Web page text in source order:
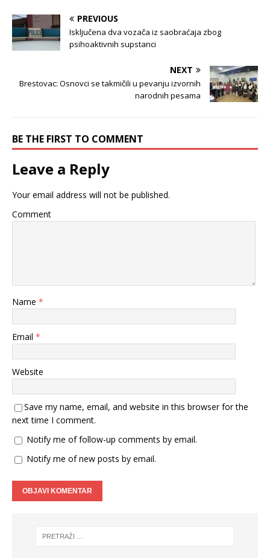
PREVIOUS
Isključena dva vozača iz saobraćaja zbog
psihoaktivnih supstanci
NEXT
Brestovac: Osnovci se takmičili u pevanju izvornih
narodnih pesama
BE THE FIRST TO COMMENT
Leave a Reply
Your email address will not be published.
Comment
Name *
Email *
Website
Save my name, email, and website in this browser for the
next time I comment.
Notify me of follow-up comments by email.
Notify me of new posts by email.